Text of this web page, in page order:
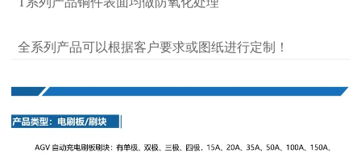
全系列产品可以根据客户要求或图纸进行定制！